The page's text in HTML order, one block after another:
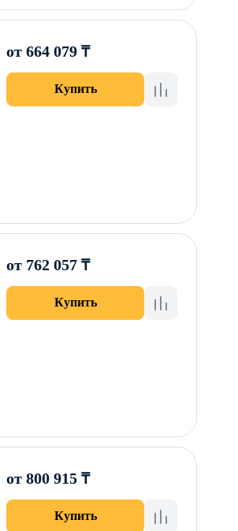
от 664 079 ₸
Купить
от 762 057 ₸
Купить
от 800 915 ₸
Купить